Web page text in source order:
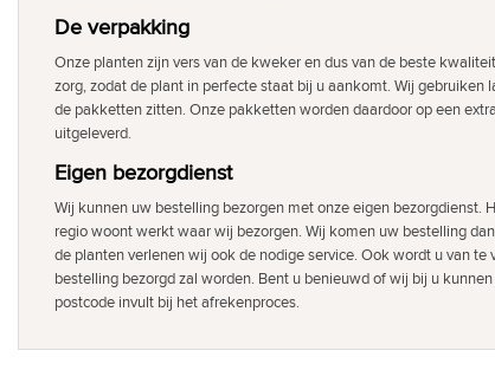
De verpakking
Onze planten zijn vers van de kweker en dus van de beste
zorg, zodat de plant in perfecte staat bij u aankomt. Wij gebruiken
de pakketten zitten. Onze pakketten worden daardoor op een
uitgeleverd.
Eigen bezorgdienst
Wij kunnen uw bestelling bezorgen met onze eigen bezorgdienst.
regio woont werkt waar wij bezorgen. Wij komen uw bestelling
de planten verlenen wij ook de nodige service. Ook wordt u van
bestelling bezorgd zal worden. Bent u benieuwd of wij bij u
postcode invult bij het afrekenproces.